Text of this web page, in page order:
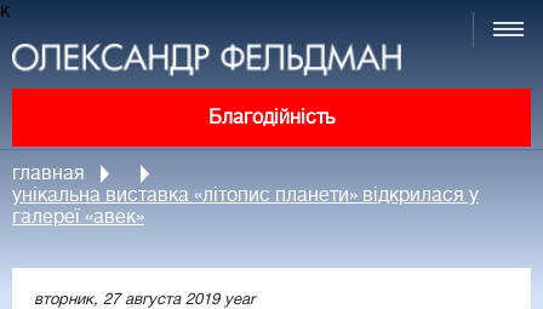
к
Благодійність
главная
унікальна виставка «літопис планети» відкрилася у
галереї «авек»
вторник, 27 августа 2019 year